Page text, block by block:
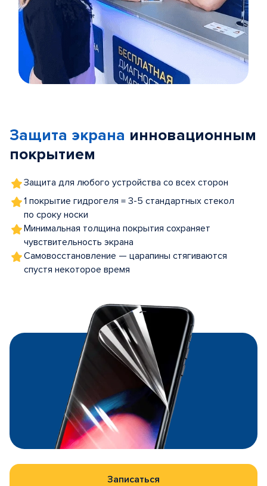
5
Защита экрана инновационным
покрытием
Защита для любого устройства со всех сторон
1 покрытие гидрогеля = 3-5 стандартных стекол
по сроку носки
Минимальная толщина покрытия сохраняет
чувствительность экрана
Самовосстановление — царапины стягиваются
спустя некоторое время
Записаться